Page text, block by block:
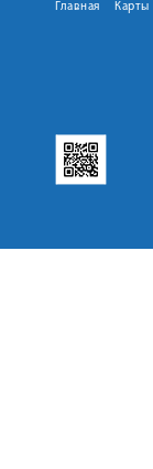
Главная Карты